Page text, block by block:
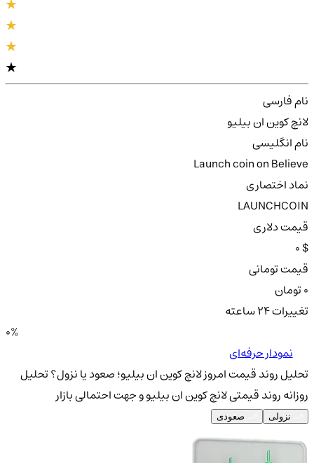
نام فارسی
لانچ کوین ان بیلیو
نام انگلیسی
Launch coin on Believe
نماد اختصاری
LAUNCHCOIN
قیمت دلاری
0 $
قیمت تومانی
تغییرات ۲۴ ساعته
0%
نمودار حرفه‌ای
تحلیل روند قیمت امروز لانچ کوین ان بیلیو؛ صعود یا نزول؟تحلیل
روزانه روند قیمتی لانچ کوین ان بیلیو و جهت احتمالی بازار
نزولی صعودی